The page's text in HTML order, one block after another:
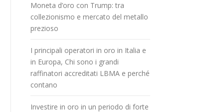
Moneta d’oro con Trump: tra
collezionismo e mercato del metallo
prezioso
I principali operatori in oro in Italia e
in Europa, Chi sono i grandi
raffinatori accreditati LBMA e perché
contano
Investire in oro in un periodo di forte